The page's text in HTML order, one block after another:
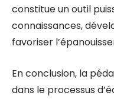
constitue un outil
connaissances,
favoriser
En conclusion, la
dans le processus